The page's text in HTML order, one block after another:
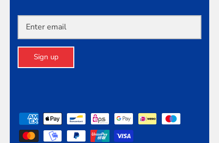
Sign up